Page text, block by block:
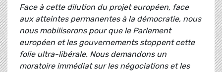
Face à cette dilution du projet européen, face
aux atteintes permanentes à la démocratie, nous
nous mobiliserons pour que le Parlement
européen et les gouvernements stoppent cette
folie ultra-libérale. Nous demandons un
moratoire immédiat sur les négociations et les